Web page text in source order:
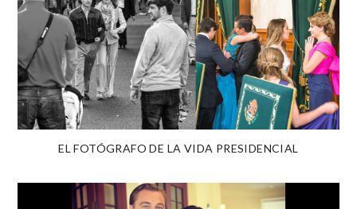
EL FOTÓGRAFO DE LA VIDA PRESIDENCIAL